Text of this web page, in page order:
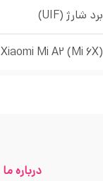
برد شارژ (UIF)
Xiaomi Mi A2 (Mi 6X)
درباره ما